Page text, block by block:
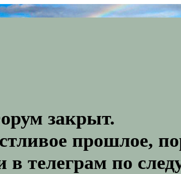
закрыт.
прошлое,
в телеграм по